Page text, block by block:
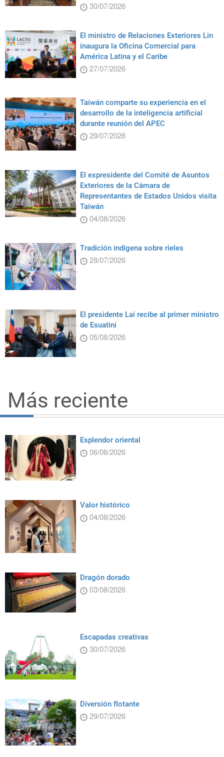
30/07/2026
El ministro de Relaciones Exteriores Lin
inaugura la Oficina Comercial para
América Latina y el Caribe
27/07/2026
Taiwán comparte su experiencia en el
desarrollo de la inteligencia artificial
durante reunión del APEC
29/07/2026
El expresidente del Comité de Asuntos
Exteriores de la Cámara de
Representantes de Estados Unidos visita
Taiwán
04/08/2026
Tradición indígena sobre rieles
28/07/2026
El presidente Lai recibe al primer ministro
de Esuatini
05/08/2026
Más reciente
Esplendor oriental
06/08/2026
Valor histórico
04/08/2026
Dragón dorado
03/08/2026
Escapadas creativas
30/07/2026
Diversión flotante
29/07/2026